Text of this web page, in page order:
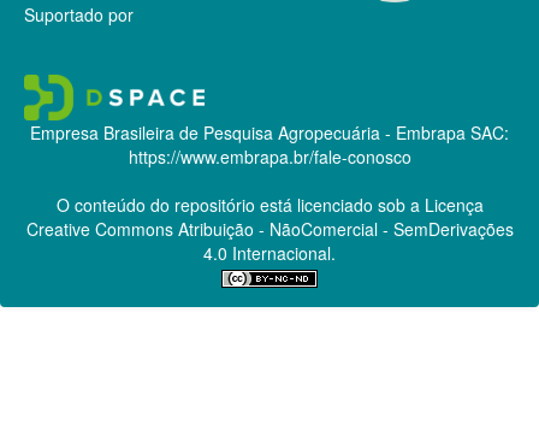
Suportado por
Empresa Brasileira de Pesquisa Agropecuária - Embrapa SAC:
https://www.embrapa.br/fale-conosco
O conteúdo do repositório está licenciado sob a Licença
Creative CommonsAtribuição - NãoComercial - SemDerivações
4.0 Internacional.